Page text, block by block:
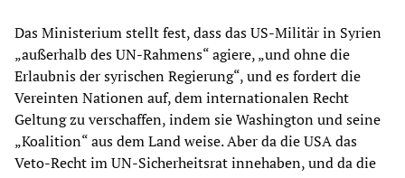
Das Ministerium stellt fest, dass das US-Militär in Syrien
„außerhalb des UN-Rahmens“ agiere, „und ohne die
Erlaubnis der syrischen Regierung“, und es fordert die
Vereinten Nationen auf, dem internationalen Recht
Geltung zu verschaffen, indem sie Washington und seine
„Koalition“ aus dem Land weise. Aber da die USA das
Veto-Recht im UN-Sicherheitsrat innehaben, und da die